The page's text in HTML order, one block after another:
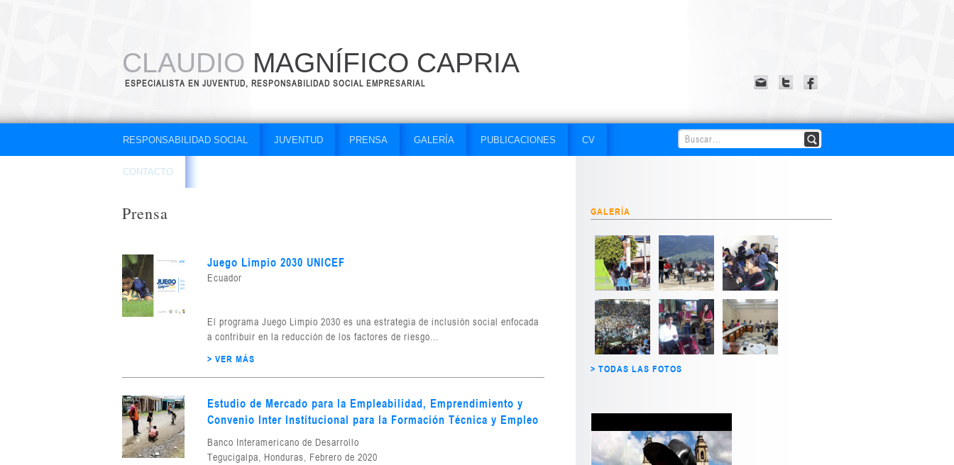
CLAUDIO MAGNÍFICO CAPRIA
ESPECIALISTA EN JUVENTUD, RESPONSABILIDAD SOCIAL EMPRESARIAL
RESPONSABILIDAD SOCIAL JUVENTUD PRENSA GALERÍA PUBLICACIONES CV
CONTACTO
Prensa
Juego Limpio 2030 UNICEF
Ecuador
El programa Juego Limpio 2030 es una estrategia de inclusión social enfocada
a contribuir en la reducción de los factores de riesgo...
> VER MÁS
Estudio de Mercado para la Empleabilidad, Emprendimiento y
Convenio Inter Institucional para la Formación Técnica y Empleo
Banco Interamericano de Desarrollo
Tegucigalpa, Honduras, Febrero de 2020
GALERÍA
> TODAS LAS FOTOS